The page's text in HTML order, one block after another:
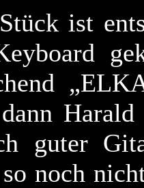
ist
guter
noch